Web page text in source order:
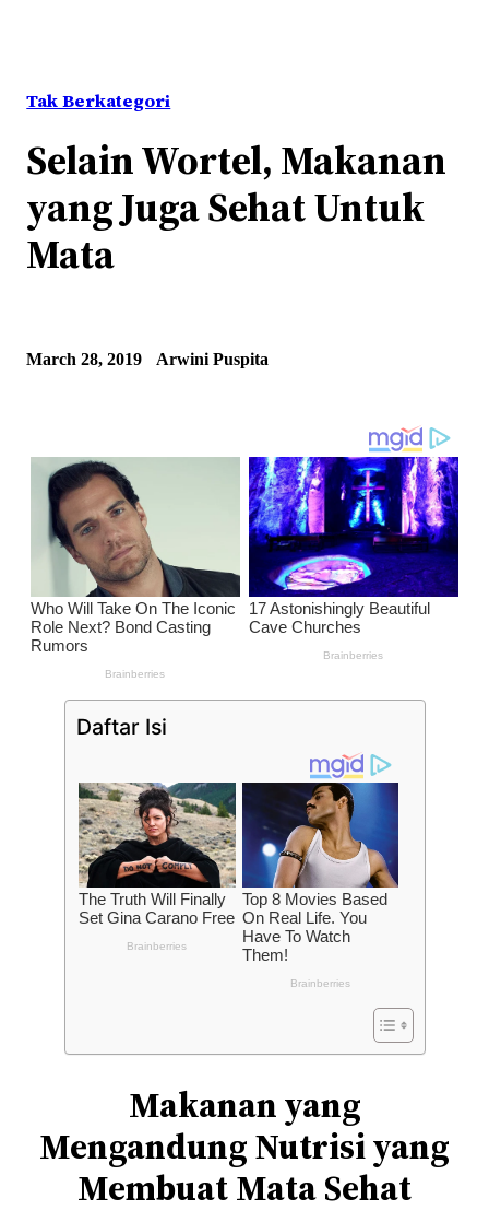
Tak Berkategori
Selain Wortel, Makanan
yang Juga Sehat Untuk
Mata
March 28, 2019 Arwini Puspita
Daftar Isi
Makanan yang
Mengandung Nutrisi yang
Membuat Mata Sehat